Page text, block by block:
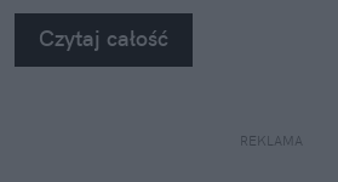
na własne oczy zobaczyć, jak
sobie z takimi uszkodzeniami.
Czytaj całość
REKLAMA